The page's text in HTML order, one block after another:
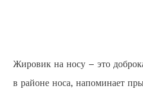
Жировик на носу – это
в районе носа, напоминает